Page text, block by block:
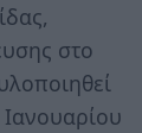
στο